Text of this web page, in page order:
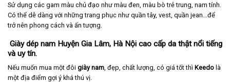
Sử dụng các gam màu chủ đạo như màu đen, màu bò trẻ trung, nam tính.
Có thể dễ dàng với những trang phục như quần tây, vest, quần jean…để
trở nên phong cách và ấn tượng.
Giày dép nam Huyện Gia Lâm, Hà Nội cao cấp da thật nổi tiếng
và uy tín.
Nếu muốn mua một đôi giày nam , đẹp, chất lượng, có giá tốt thì Keedo là
một địa điểm gợi ý khá thú vị.